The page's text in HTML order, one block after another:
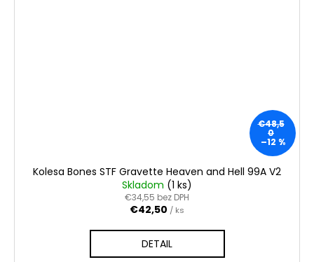
€48,5
0
–12 %
Kolesa Bones STF Gravette Heaven and Hell 99A V2
Skladom (1 ks)
€34,55 bez DPH
€42,50 / ks
DETAIL